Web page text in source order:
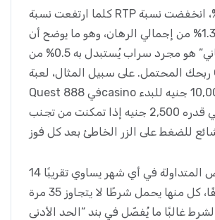
كلما ارتفعت نسبة RTP إلى 96.5%، انخفضت نسبة
الرسوم إلى 1.3% من إجمالي الرهان، وهو ما يوضح أن
“التنزيل المجاني” هو مجرد سراب يُستبدل به 0.5% من
ربحك المحتمل. على سبيل المثال، لعبة Gonzo’s
Quest في 888casino تتطلب 10,000 جنيه للبدء
لتوليد ربح تقريبي قدره 2,500 جنيه إذا تمكنت من تجنب
عدد العروض المتداولة في أي شهر يساوي تقريبًا 14
عرضًا مختلفًا، كل منها يحمل شرطًا لا يتجاوز 35 مرة
غالبًا ما يُفصّل في بند “الحد الأدنى